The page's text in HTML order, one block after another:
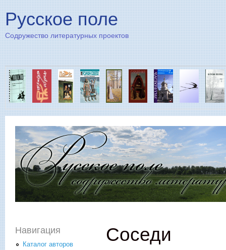
Русское поле
Содружество литературных проектов
Соседи
Навигация
Каталог авторов